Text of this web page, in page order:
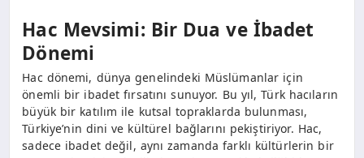
Hac Mevsimi: Bir Dua ve İbadet
Dönemi
Hac dönemi, dünya genelindeki Müslümanlar için
önemli bir ibadet fırsatını sunuyor. Bu yıl, Türk hacıların
büyük bir katılım ile kutsal topraklarda bulunması,
Türkiye’nin dini ve kültürel bağlarını pekiştiriyor. Hac,
sadece ibadet değil, aynı zamanda farklı kültürlerin bir